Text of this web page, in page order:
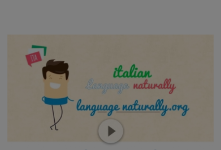
JLIVE RADIO
CLIENT